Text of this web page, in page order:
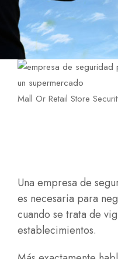
BLOG
TESTIMONIOS
PREGUNTAS FRECUENTES
Mall Or Retail Store
Una empresa de
es necesaria para
cuando se trata de
establecimientos.